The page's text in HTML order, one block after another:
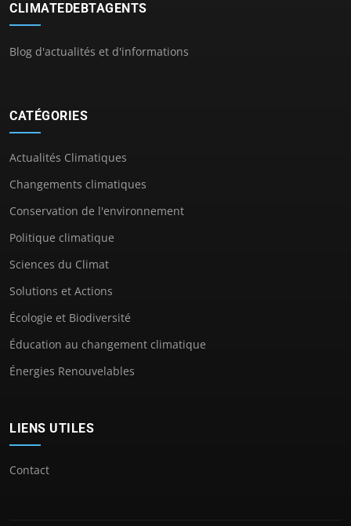
CLIMATEDEBTAGENTS
Blog d'actualités et d'informations
CATÉGORIES
Actualités Climatiques
Changements climatiques
Conservation de l'environnement
Politique climatique
Sciences du Climat
Solutions et Actions
Écologie et Biodiversité
Éducation au changement climatique
Énergies Renouvelables
LIENS UTILES
Contact